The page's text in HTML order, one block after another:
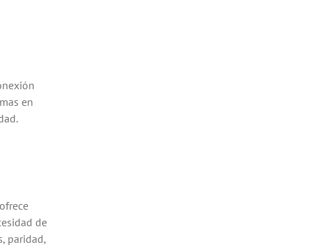
en
de
paridad,